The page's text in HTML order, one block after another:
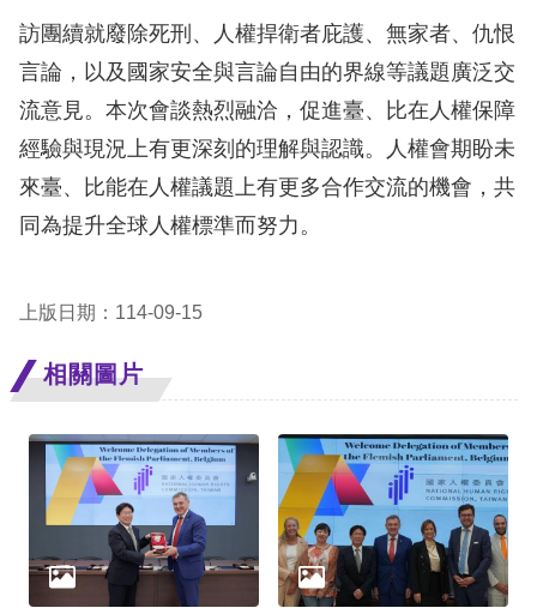
網
安
政
權
保
訪團續就廢除死刑、人權捍衛者庇護、無家者、仇恨
言論，以及國家安全與言論自由的界線等議題廣泛交
流意見。本次會談熱烈融洽，促進臺、比在人權保障
經驗與現況上有更深刻的理解與認識。人權會期盼未
來臺、比能在人權議題上有更多合作交流的機會，共
同為提升全球人權標準而努力。
上版日期：114-09-15
相關圖片